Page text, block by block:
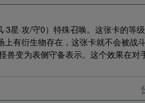
星·攻/守0）特殊召唤。这张卡的等
有衍生物存在，这张卡就不会被战
兽变为表侧守备表示。这个效果在对